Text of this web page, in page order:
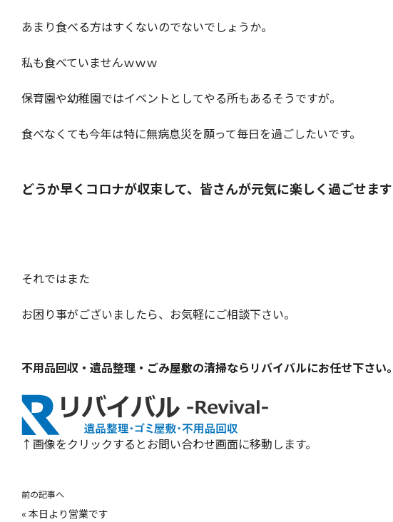
あまり食べる方はすくないのでないでしょうか。
私も食べていませんｗｗｗ
保育園や幼稚園ではイベントとしてやる所もあるそうですが。
食べなくても今年は特に無病息災を願って毎日を過ごしたいです。
どうか早くコロナが収束して、皆さんが元気に楽しく過ごせま
それではまた
お困り事がございましたら、お気軽にご相談下さい。
不用品回収・遺品整理・ごみ屋敷の清掃ならリバイバルにお任せ下さい。
↑画像をクリックするとお問い合わせ画面に移動します。
前の記事へ
« 本日より営業です